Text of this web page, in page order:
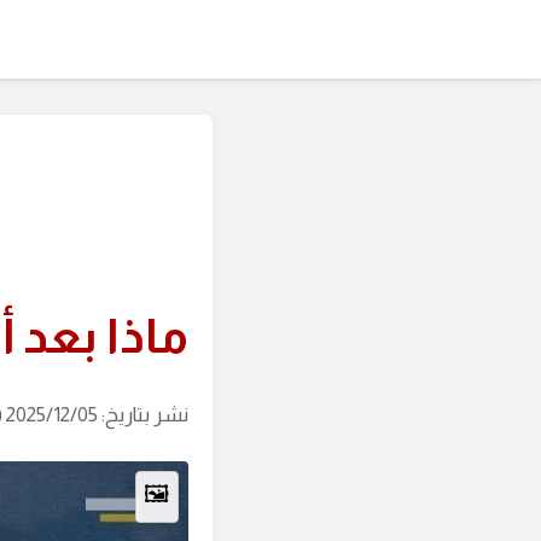
ماذا
نشر بتاريخ: 2025/12/05 (آخر تحديث: 2026/08/07 الساعة: 01:01)
🖼️